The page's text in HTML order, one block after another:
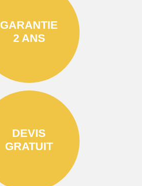
GARANTIE
2 ANS
DEVIS
GRATUIT